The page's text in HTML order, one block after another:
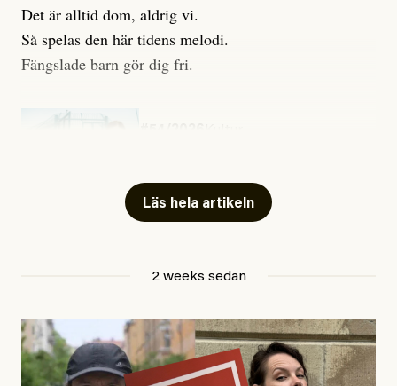
Det är alltid dom, aldrig vi.
Så spelas den här tidens melodi.
Fängslade barn gör dig fri.
Läs hela artikeln
2 weeks sedan